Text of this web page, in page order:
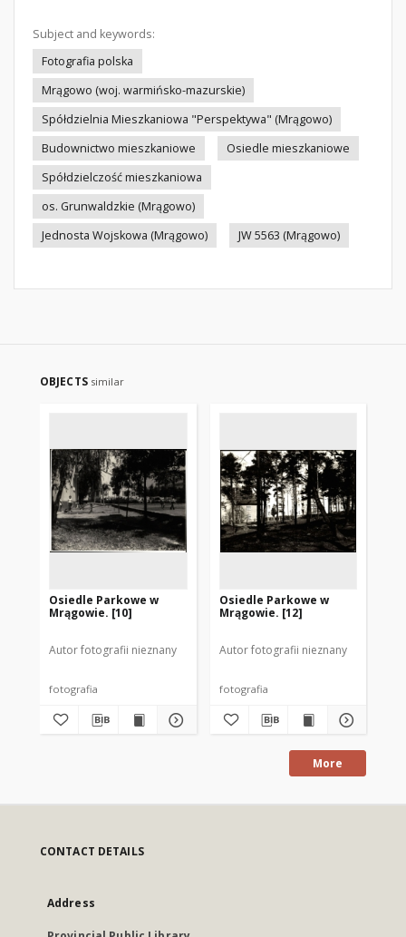
Subject and keywords:
Fotografia polska
Mrągowo (woj. warmińsko-mazurskie)
Spółdzielnia Mieszkaniowa "Perspektywa" (Mrągowo)
Budownictwo mieszkaniowe
Osiedle mieszkaniowe
Spółdzielczość mieszkaniowa
os. Grunwaldzkie (Mrągowo)
Jednosta Wojskowa (Mrągowo)
JW 5563 (Mrągowo)
OBJECTS similar
Osiedle Parkowe w
Mrągowie. [10]
Autor fotografii nieznany
fotografia
Osiedle Parkowe w
Mrągowie. [12]
Autor fotografii nieznany
fotografia
More
CONTACT DETAILS
Address